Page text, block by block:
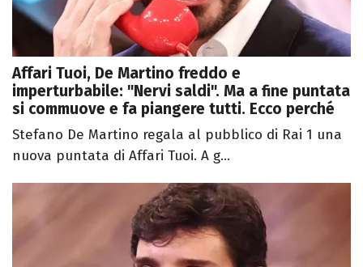
Affari Tuoi, De Martino freddo e
imperturbabile: "Nervi saldi". Ma a fine puntata
si commuove e fa piangere tutti. Ecco perché
Stefano De Martino regala al pubblico di Rai 1 una
nuova puntata di Affari Tuoi. A g...